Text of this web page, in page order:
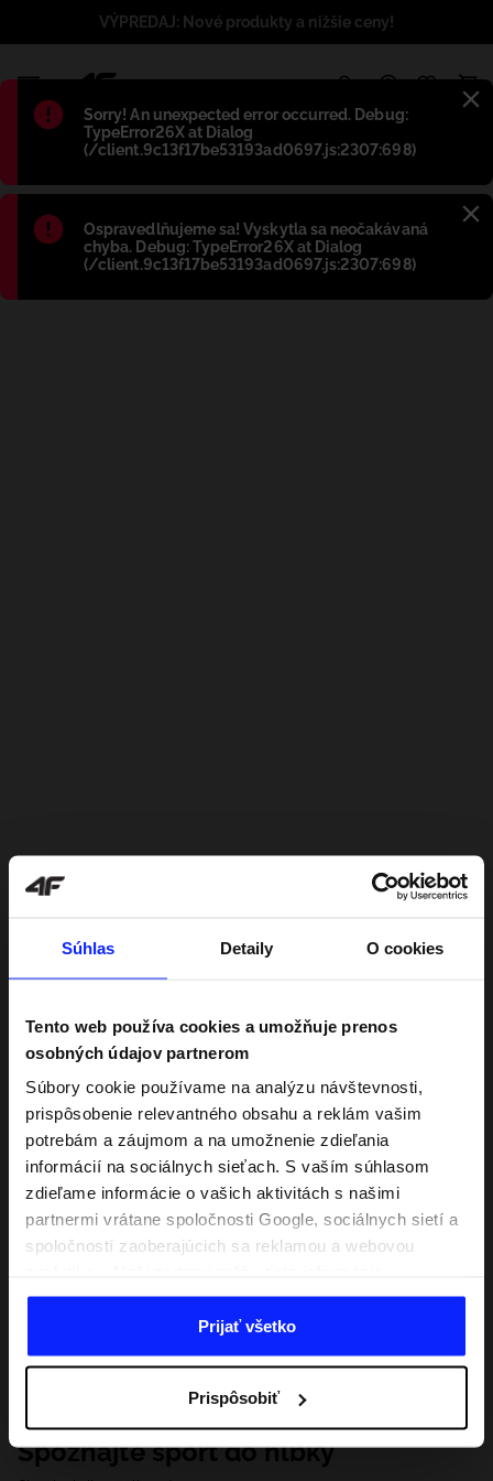
Súhlas Detaily O cookies
Tento web používa cookies a umožňuje prenos
osobných údajov partnerom
Súbory cookie používame na analýzu návštevnosti,
prispôsobenie relevantného obsahu a reklám vašim
potrebám a záujmom a na umožnenie zdieľania
informácií na sociálnych sieťach. S vaším súhlasom
zdieľame informácie o vašich aktivitách s našimi
partnermi vrátane spoločnosti Google, sociálnych sietí a
spoločností zaoberajúcich sa reklamou a webovou
kombinovať s inými, ktoré poskytnete mimo tejto
webovej stránky, ako aj s údajmi, ktoré získajú v
dôsledku vášho používania ich služieb. S vaším
našim partnerom, aby sme zacielili a zlepšili spôsob
zobrazovania online reklamy, vykonali analytický
prieskum, upravili obsah a zlepšili riešenia ponúkané
Prijať všetko
Prispôsobiť
Błąd:
Sorry! An unexpected error occurred. Debug:
TypeError26X at Dialog
(/client.9c13f17be53193ad0697.js:2307:698)
Błąd:
Ospravedlňujeme sa! Vyskytla sa neočakávaná
chyba. Debug: TypeError26X at Dialog
(/client.9c13f17be53193ad0697.js:2307:698)
VÝPREDAJ: Nové produkty a nižšie ceny!
Spoznajte šport do hĺbky